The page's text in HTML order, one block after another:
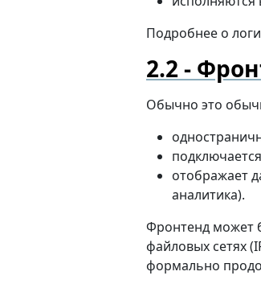
Подробнее о
Обычно это
отображает
аналитика).
Фронтенд может
файловых сетях
формально